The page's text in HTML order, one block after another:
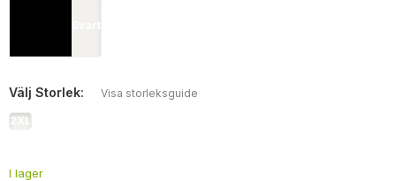
Svart
Välj Storlek: Visa storleksguide
2XL
I lager